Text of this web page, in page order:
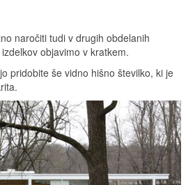
naročiti tudi v drugih obdelanih
objavimo v kratkem.
pridobite še vidno hišno številko, ki je